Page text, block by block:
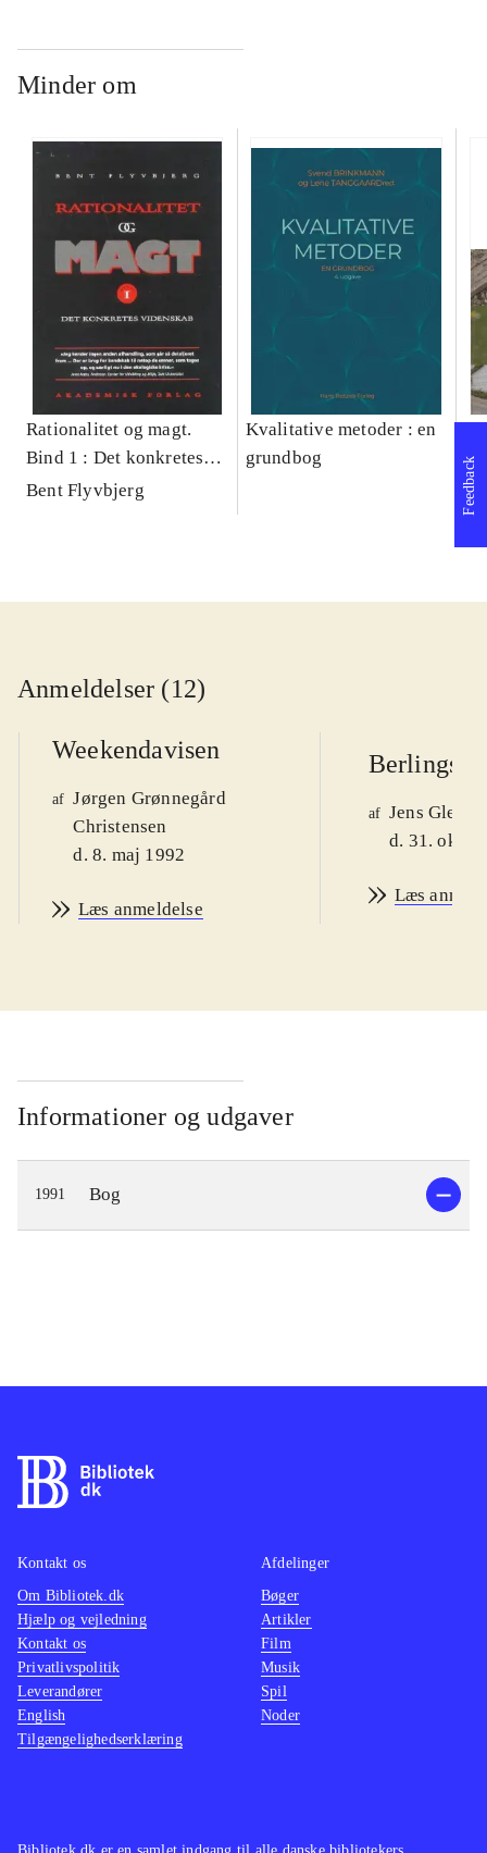
Minder om
Rationalitet og magt.
Bind 1 : Det konkretes
videnskab
Bent Flyvbjerg
Kvalitative metoder : en
grundbog
Anmeldelser (12)
Weekendavisen
af Jørgen Grønnegård
Christensen
d. 8. maj 1992
Læs anmeldelse
af Jens
d. 31. okt.
Læs
Informationer og udgaver
1991 Bog
Feedback
Kontakt os
Om Bibliotek.dk
Hjælp og vejledning
Kontakt os
Privatlivspolitik
Leverandører
English
Tilgængelighedserklæring
Afdelinger
Bøger
Artikler
Film
Musik
Spil
Noder